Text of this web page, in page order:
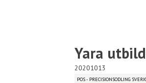
Yara
20201013
POS - PRECISIONSODLING